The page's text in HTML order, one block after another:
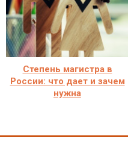
Степень магистра в
России: что дает и зачем
нужна